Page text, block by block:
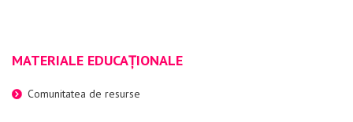
MATERIALE EDUCAȚIONALE
Comunitatea de resurse